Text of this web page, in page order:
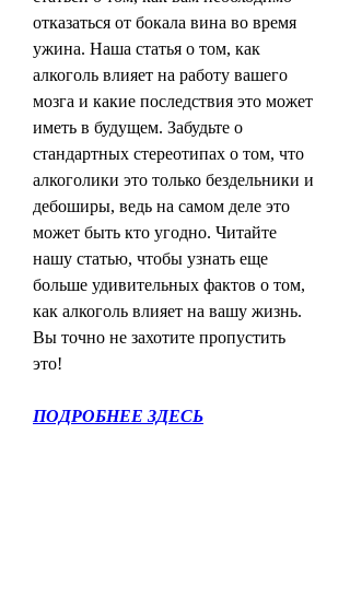
отказаться от бокала вина во время
ужина. Наша статья о том, как
алкоголь влияет на работу вашего
мозга и какие последствия это может
иметь в будущем. Забудьте о
стандартных стереотипах о том, что
алкоголики это только бездельники и
дебоширы, ведь на самом деле это
может быть кто угодно. Читайте
нашу статью, чтобы узнать еще
больше удивительных фактов о том,
как алкоголь влияет на вашу жизнь.
Вы точно не захотите пропустить
это!
ПОДРОБНЕЕ ЗДЕСЬ